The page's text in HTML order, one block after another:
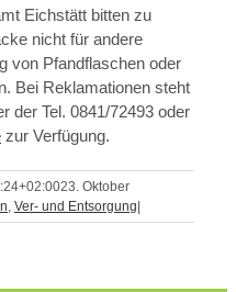
Eichstätt bitten zu
nicht für andere
von Pfandflaschen oder
Bei Reklamationen steht
der Tel. 0841/72493 oder
zur Verfügung.
23. Oktober
, Ver- und Entsorgung